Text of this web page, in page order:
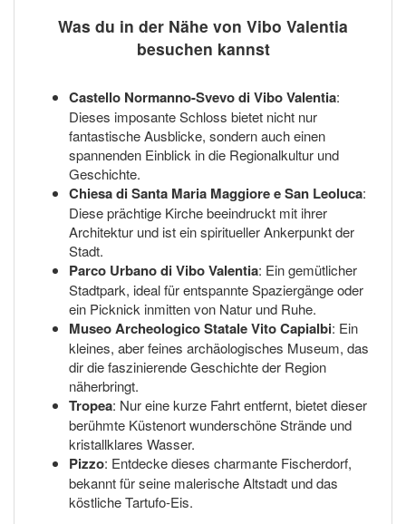
Was du in der Nähe von Vibo Valentia
besuchen kannst
Castello Normanno-Svevo di Vibo Valentia:
Dieses imposante Schloss bietet nicht nur
fantastische Ausblicke, sondern auch einen
spannenden Einblick in die Regionalkultur und
Geschichte.
Chiesa di Santa Maria Maggiore e San Leoluca:
Diese prächtige Kirche beeindruckt mit ihrer
Architektur und ist ein spiritueller Ankerpunkt der
Stadt.
Parco Urbano di Vibo Valentia: Ein gemütlicher
Stadtpark, ideal für entspannte Spaziergänge oder
ein Picknick inmitten von Natur und Ruhe.
Museo Archeologico Statale Vito Capialbi: Ein
kleines, aber feines archäologisches Museum, das
dir die faszinierende Geschichte der Region
näherbringt.
Tropea: Nur eine kurze Fahrt entfernt, bietet dieser
berühmte Küstenort wunderschöne Strände und
kristallklares Wasser.
Pizzo: Entdecke dieses charmante Fischerdorf,
bekannt für seine malerische Altstadt und das
köstliche Tartufo-Eis.